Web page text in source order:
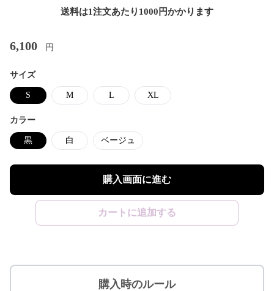
送料は1注文あたり 1000 円かかります
6,100 円
サイズ
S M L XL
カラー
黒 白 ベージュ
購入画面に進む
カートに追加する
購入時のルール